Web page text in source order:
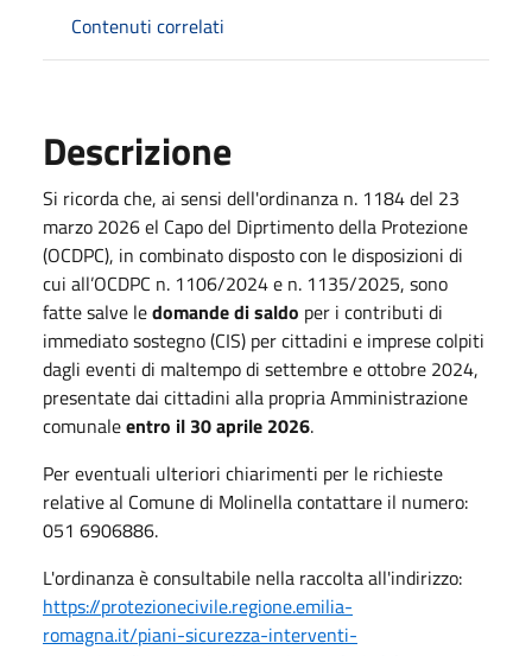
Contenuti correlati
Descrizione
Si ricorda che, ai sensi dell'ordinanza n. 1184 del 23
marzo 2026 el Capo del Diprtimento della Protezione
(OCDPC), in combinato disposto con le disposizioni di
cui all’OCDPC n. 1106/2024 e n. 1135/2025, sono
fatte salve ledomande di saldo per i contributi di
immediato sostegno (CIS) per cittadini e imprese colpiti
dagli eventi di maltempo di settembre e ottobre 2024,
presentate dai cittadini alla propria Amministrazione
comunaleentro il 30 aprile 2026.
Per eventuali ulteriori chiarimenti per le richieste
relative al Comune di Molinella contattare il numero:
051 6906886.
L'ordinanza è consultabile nella raccolta all'indirizzo:
https://protezionecivile.regione.emilia-
romagna.it/piani-sicurezza-interventi-